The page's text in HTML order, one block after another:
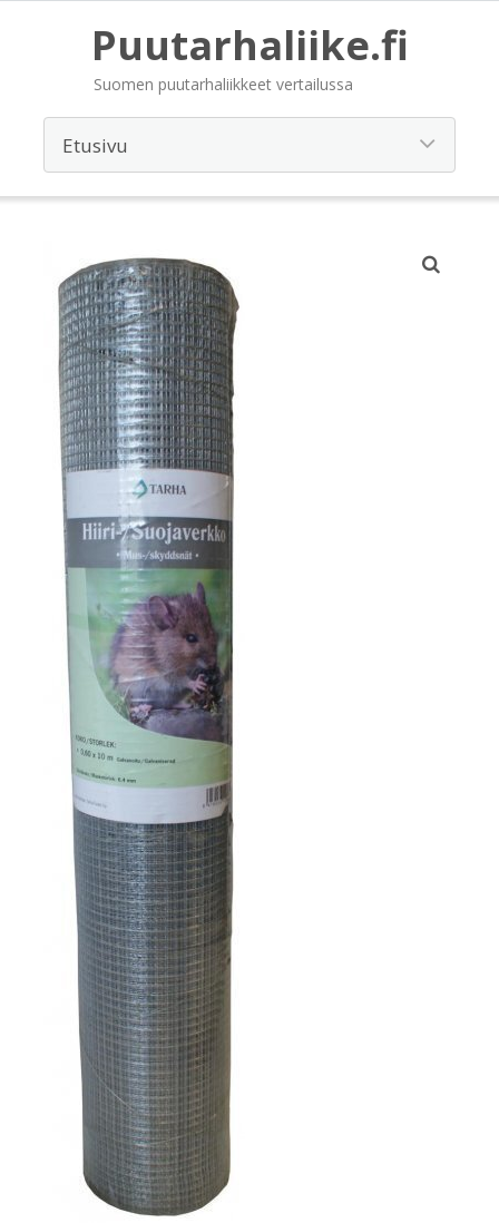
Puutarhaliike.fi
Suomen puutarhaliikkeet vertailussa